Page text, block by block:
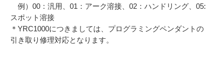
例）00：汎用、01：アーク溶接、02：ハンドリング、05:
スポット溶接
＊YRC1000につきましては、プログラミングペンダントの
引き取り修理対応となります。